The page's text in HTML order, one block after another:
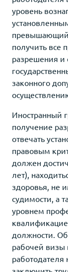
уровень
превышающий
получить все
разрешения и
законного
Иностранный
получение
отвечать
правовым
должен
лет),
здоровья, не
судимости, а
уровнем
должности.
рабочей визы
работодателя